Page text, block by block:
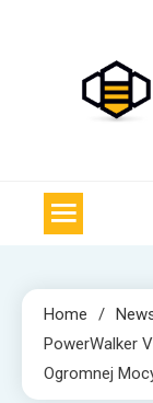
Home
PowerWalker
Ogromnej